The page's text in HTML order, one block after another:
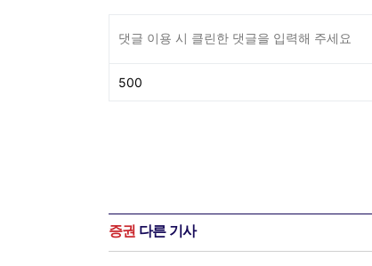
증권 다른 기사